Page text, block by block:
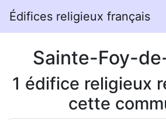
Édifices religieux français
Sainte-Foy-
1 édifice religieux
cette